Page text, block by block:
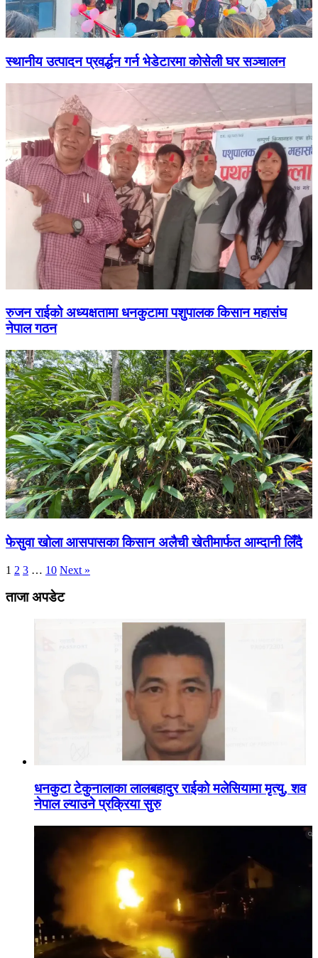
स्थानीय उत्पादन प्रवर्द्धन गर्न भेडेटारमा कोसेली घर सञ्चालन
रुजन राईको अध्यक्षतामा धनकुटामा पशुपालक किसान महासंघ
नेपाल गठन
फेसुवा खोला आसपासका किसान अलैची खेतीमार्फत आम्दानी लिँदै
1 2 3 … 10 Next »
ताजा अपडेट
धनकुटा टेकुनालाका लालबहादुर राईको मलेसियामा मृत्यु, शव
नेपाल ल्याउने प्रक्रिया सुरु